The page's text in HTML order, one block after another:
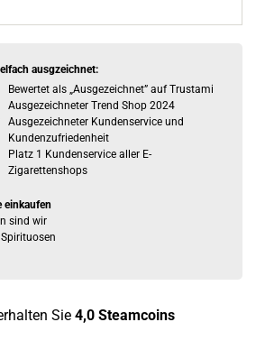
ausgzeichnet:
Bewertet als „Ausgezeichnet” auf Trustami
Ausgezeichneter Trend Shop 2024
Ausgezeichneter Kundenservice und
Kundenzufriedenheit
Platz 1 Kundenservice aller E-
Zigarettenshops
einkaufen
sind wir
Sie 4,0 Steamcoins